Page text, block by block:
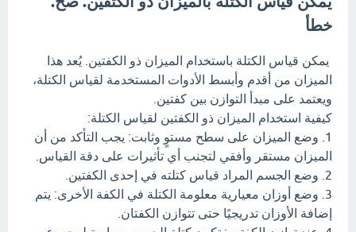
خطأ
يمكن قياس الكتلة باستخدام الميزان ذو الكفتين. يُعد هذا
الميزان من أقدم وأبسط الأدوات المستخدمة لقياس الكتلة،
ويعتمد على مبدأ التوازن بين كفتين.
كيفية استخدام الميزان ذو الكفتين لقياس الكتلة:
1. وضع الميزان على سطح مستوٍ وثابت: يجب التأكد من أن
الميزان مستقر وأفقي لتجنب أي تأثيرات على دقة القياس.
2. وضع الجسم المراد قياس كتلته في إحدى الكفتين.
3. وضع أوزان معيارية معلومة الكتلة في الكفة الأخرى: يتم
إضافة الأوزان تدريجيًا حتى تتوازن الكفتان.